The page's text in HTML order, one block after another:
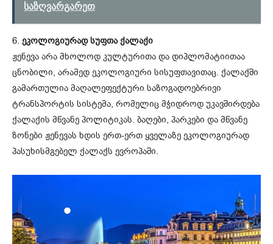
საზღვარგარეთ
6. ეკოლოგიურად სუფთა ქალაქი
ჟენევა არა მხოლოდ კულტურითა და დიპლომატიითაა
ცნობილი, არამედ ეკოლოგიური სისუფთავითაც. ქალაქში
გამართულია მაღალეფექტური საზოგადოებრივი
ტრანსპორტის სისტემა, რომელიც მჭიდროდ უკავშირდება
ქალაქის მწვანე პოლიტიკას. ბაღები, პარკები და მწვანე
ზონები ჟენევას ხდის ერთ-ერთ ყველაზე ეკოლოგიურად
პასუხისმგებელ ქალაქს ევროპაში.